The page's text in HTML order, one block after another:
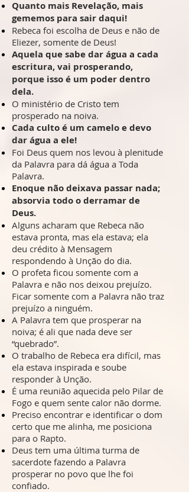
Quanto mais Revelação, mais
gememos para sair daqui!
Rebeca foi escolha de Deus e não de
Eliezer, somente de Deus!
Aquela que sabe dar água a cada
escritura, vai prosperando,
porque isso é um poder dentro
dela.
O ministério de Cristo tem
prosperado na noiva.
Cada culto é um camelo e devo
dar água a ele!
Foi Deus quem nos levou à plenitude
da Palavra para dá água a Toda
Palavra.
Enoque não deixava passar nada;
absorvia todo o derramar de
Deus.
Alguns acharam que Rebeca não
estava pronta, mas ela estava; ela
deu crédito à Mensagem
respondendo à Unção do dia.
O profeta ficou somente com a
Palavra e não nos deixou prejuízo.
Ficar somente com a Palavra não traz
prejuízo a ninguém.
A Palavra tem que prosperar na
noiva; é ali que nada deve ser
“quebrado”.
O trabalho de Rebeca era difícil, mas
ela estava inspirada e soube
responder à Unção.
É uma reunião aquecida pelo Pilar de
Fogo e quem sente calor não dorme.
Preciso encontrar e identificar o dom
certo que me alinha, me posiciona
para o Rapto.
Deus tem uma última turma de
sacerdote fazendo a Palavra
prosperar no povo que lhe foi
confiado.